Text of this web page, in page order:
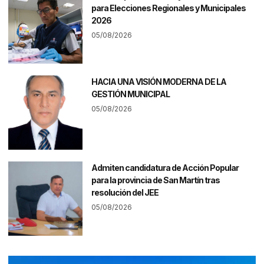
para Elecciones Regionales y Municipales
2026
05/08/2026
HACIA UNA VISIÓN MODERNA DE LA
GESTIÓN MUNICIPAL
05/08/2026
Admiten candidatura de Acción Popular
para la provincia de San Martín tras
resolución del JEE
05/08/2026